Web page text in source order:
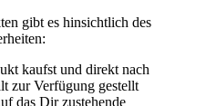
gibt es hinsichtlich des
kaufst und direkt nach
zur Verfügung gestellt
das Dir zustehende